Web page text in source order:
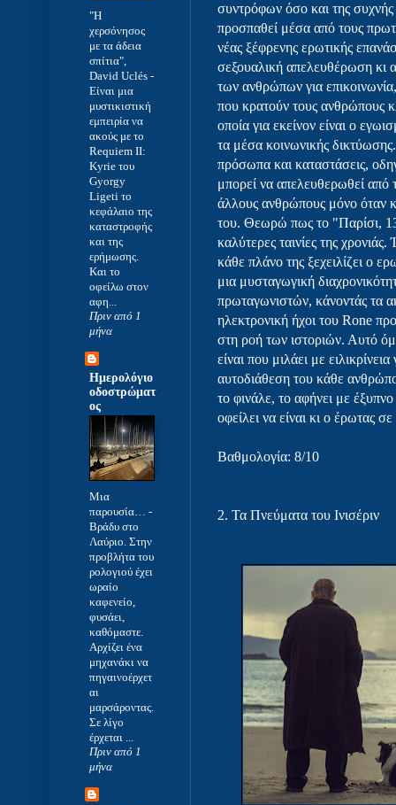
συντρόφων όσο και της
προσπαθεί μέσα από τους
νέας ξέφρενης ερωτικής
σεξουαλική απελευθέρωση κι
των ανθρώπων για
που κρατούν τους ανθρώπους
οποία για εκείνον είναι ο
τα μέσα κοινωνικής
πρόσωπα και καταστάσεις,
μπορεί να απελευθερωθεί από
άλλους ανθρώπους μόνο όταν
του. Θεωρώ πως το "Παρίσι,
καλύτερες ταινίες της
κάθε πλάνο της ξεχειλίζει ο
μια μυσταγωγική
πρωταγωνιστών, κάνοντάς τα
ηλεκτρονική ήχοι του Rone
στη ροή των ιστοριών. Αυτό
είναι που μιλάει με
αυτοδιάθεση του κάθε
το φινάλε, το αφήνει με
οφείλει να είναι κι ο έρωτας
Βαθμολογία: 8/10
2. Τα Πνεύματα του Ινισέριν
"Η
χερσόνησος
με τα άδεια
σπίτια",
David Uclés -
Είναι μια
μυστικιστική
εμπειρία να
ακούς με το
Requiem II:
Kyrie του
Gyorgy
Ligeti το
κεφάλαιο της
καταστροφής
και της
ερήμωσης.
Και το
οφείλω στον
αφη...
Πριν από 1
μήνα
Hμερολόγιο
οδοστρώματ
ος
Μια
παρουσία… -
Βράδυ στο
Λαύριο. Στην
προβλήτα του
ρολογιού έχει
ωραίο
καφενείο,
φυσάει,
καθόμαστε.
Αρχίζει ένα
μηχανάκι να
πηγαινοέρχετ
αι
μαρσάροντας.
Σε λίγο
έρχεται ...
Πριν από 1
μήνα